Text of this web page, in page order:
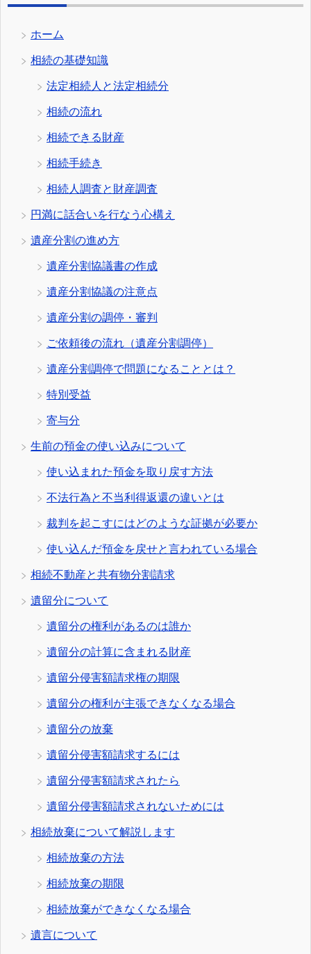
ホーム
相続の基礎知識
法定相続人と法定相続分
相続の流れ
相続できる財産
相続手続き
相続人調査と財産調査
円満に話合いを行なう心構え
遺産分割の進め方
遺産分割協議書の作成
遺産分割協議の注意点
遺産分割の調停・審判
ご依頼後の流れ（遺産分割調停）
遺産分割調停で問題になることとは？
特別受益
寄与分
生前の預金の使い込みについて
使い込まれた預金を取り戻す方法
不法行為と不当利得返還の違いとは
裁判を起こすにはどのような証拠が必要か
使い込んだ預金を戻せと言われている場合
相続不動産と共有物分割請求
遺留分について
遺留分の権利があるのは誰か
遺留分の計算に含まれる財産
遺留分侵害額請求権の期限
遺留分の権利が主張できなくなる場合
遺留分の放棄
遺留分侵害額請求するには
遺留分侵害額請求されたら
遺留分侵害額請求されないためには
相続放棄について解説します
相続放棄の方法
相続放棄の期限
相続放棄ができなくなる場合
遺言について